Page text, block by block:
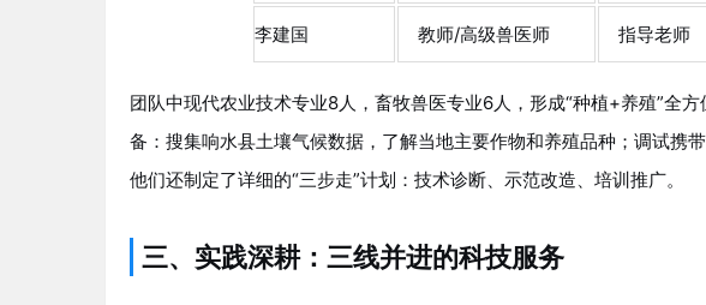
李建国 教师/高级兽医师 指导老师
团队中现代农业技术专业8人，畜牧兽医专业6人，形成“种植+养殖”全
备：搜集响水县土壤气候数据，了解当地主要作物和养殖品种；调试携
他们还制定了详细的“三步走”计划：技术诊断、示范改造、培训推广。
三、实践深耕：三线并进的科技服务